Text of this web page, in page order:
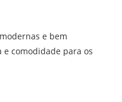
e bem
comodidade para os